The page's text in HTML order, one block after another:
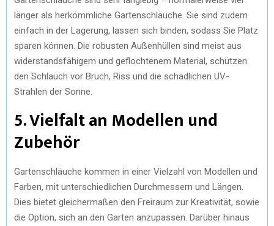
länger als herkömmliche Gartenschläuche. Sie sind zudem
einfach in der Lagerung, lassen sich binden, sodass Sie Platz
sparen können. Die robusten Außenhüllen sind meist aus
widerstandsfähigem und geflochtenem Material, schützen
den Schlauch vor Bruch, Riss und die schädlichen UV-
Strahlen der Sonne.
5. Vielfalt an Modellen und
Zubehör
Gartenschläuche kommen in einer Vielzahl von Modellen und
Farben, mit unterschiedlichen Durchmessern und Längen.
Dies bietet gleichermaßen den Freiraum zur Kreativität, sowie
die Option, sich an den Garten anzupassen. Darüber hinaus